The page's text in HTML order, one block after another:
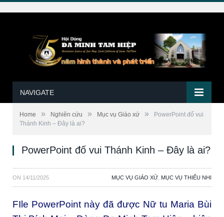
NAVIGATE
Home » Nghiên cứu » Mục vụ Giáo xứ »
PowerPoint đố vui
Thánh Kinh – Đây là ai?
PowerPoint đố vui Thánh Kinh – Đây là ai?
ON 14/11/2025 MỤC VỤ GIÁO XỨ MỤC VỤ THIẾU NHI
FIle PowerPoint này đã được Nữ tu Maria Bùi